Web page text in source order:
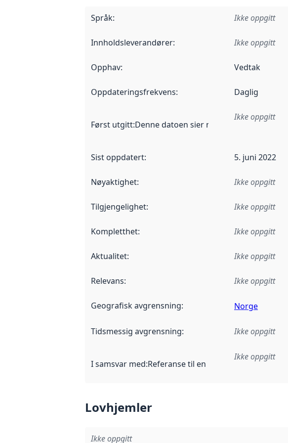
Språk: Ikke oppgitt
Innholdsleverandører: Ikke oppgitt
Opphav: Vedtak
Oppdateringsfrekvens: Daglig
Først utgitt:Denne datoen sier når dataene i dette
Ikke oppgitt
Sist oppdatert: 5. juni 2022
Nøyaktighet: Ikke oppgitt
Tilgjengelighet: Ikke oppgitt
Kompletthet: Ikke oppgitt
Aktualitet: Ikke oppgitt
Relevans: Ikke oppgitt
Geografisk avgrensning: Norge
Tidsmessig avgrensning: Ikke oppgitt
I samsvar med:Referanse til en
Ikke oppgitt
Lovhjemler
Ikke oppgitt